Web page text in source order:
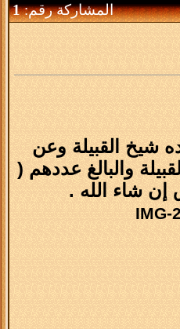
المشاركة رقم:1
شيخ القبيلة وعن
والبالغ عددهم (
IMG-